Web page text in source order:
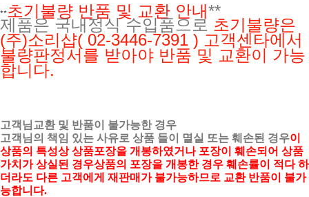
**초기불량 반품 및 교환 안내**
제품은 국내정식 수입품으로 초기불량은
(주)소리샵( 02-3446-7391 ) 고객센타에서
불량판정서를 받아야 반품 및 교환이 가능
합니다.
고객님교환 및 반품이 불가능한 경우
고객님의 책임 있는 사유로 상품 들이 멸실 또는 훼손된 경우이
상품의 특성상 상품포장을 개봉하였거나 포장이 훼손되어 상품
가치가 상실된 경우상품의 포장을 개봉한 경우 훼손률이 적다 하
더라도 다른 고객에게 재판매가 불가능하므로 교환 반품이 불가
능합니다.